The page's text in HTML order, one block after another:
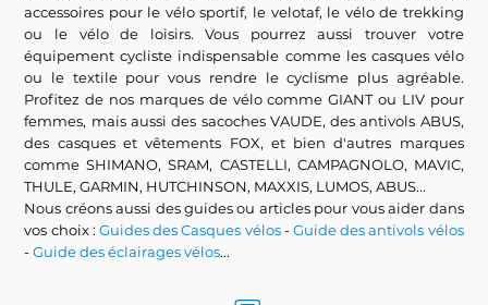
accessoires pour le vélo sportif, le velotaf, le vélo de trekking
ou le vélo de loisirs. Vous pourrez aussi trouver votre
équipement cycliste indispensable comme les casques vélo
ou le textile pour vous rendre le cyclisme plus agréable.
Profitez de nos marques de vélo comme GIANT ou LIV pour
femmes, mais aussi des sacoches VAUDE, des antivols ABUS,
des casques et vêtements FOX, et bien d'autres marques
comme SHIMANO, SRAM, CASTELLI, CAMPAGNOLO, MAVIC,
THULE, GARMIN, HUTCHINSON, MAXXIS, LUMOS, ABUS...
Nous créons aussi des guides ou articles pour vous aider dans
vos choix :Guides des Casques vélos-Guide des antivols vélos
-Guide des éclairages vélos...